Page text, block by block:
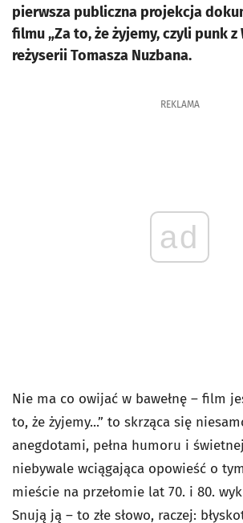
pierwsza publiczna projekcja
filmu „Za to, że żyjemy, czyli punk z
reżyserii Tomasza Nuzbana.
REKLAMA
ad
Nie ma co owijać w bawełnę – film
to, że żyjemy...” to skrząca się
anegdotami, pełna humoru i
niebywale wciągająca opowieść o
mieście na przełomie lat 70. i 80.
Snują ją – to złe słowo, raczej: